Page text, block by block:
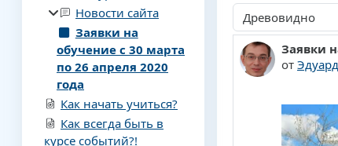
Режим
Заявки
от
Новости сайта
Заявки на
обучение с 30 марта
по 26 апреля 2020
года
Как начать учиться?
Как всегда быть в
курсе событий?!